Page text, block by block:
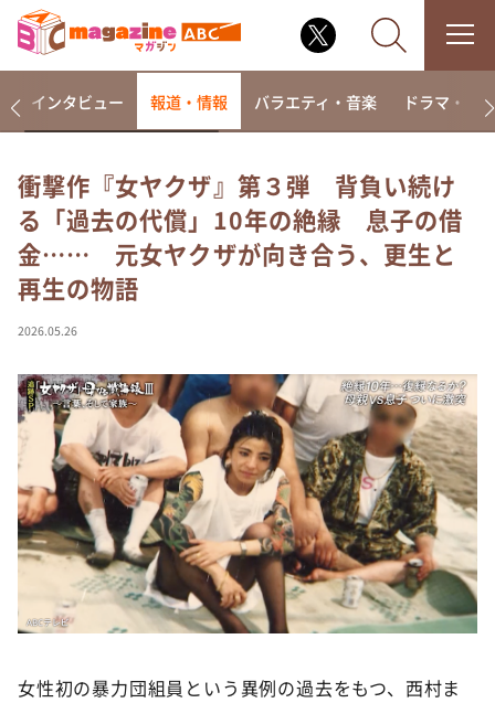
なるみ・岡村の過ぎるTV
相席食堂
これ余談なんですけど・・・
～人生密着トークバラエティ！～ やすとものいたっ
て真剣です
探偵！ナイトスクープ
news おかえり
河合＆A.B.C-Z塚田×福井アナ「なんでやねん！？」
（news おかえり）
DAIGOも台所 ～きょうの献立 何にする？～
本日はダイアンなり！シーズン２
朝だ！生です旅サラダ
教えて！ニュースライブ 正義のミカタ
新婚さんいらっしゃい！
インタビュー 報道・情報 バラエティ・音楽 ドラマ・映画
衝撃作『女ヤクザ』第３弾 背負い続け
る「過去の代償」10年の絶縁 息子の借
金⋯⋯ 元女ヤクザが向き合う、更生と
再生の物語
2026.05.26
女性初の暴力団組員という異例の過去をもつ、西村ま